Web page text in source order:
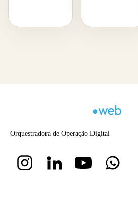
Orquestradora de Operação Digital